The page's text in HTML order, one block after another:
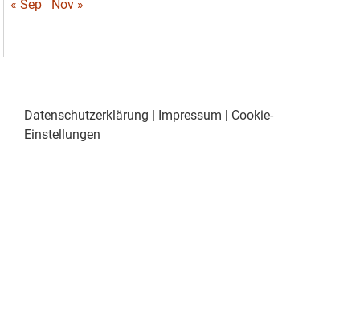
« Sep
Nov »
Datenschutzerklärung Impressum
Cookie-
Einstellungen